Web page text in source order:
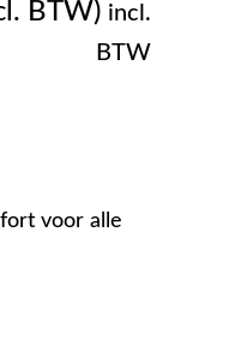
incl.
BTW
voor alle